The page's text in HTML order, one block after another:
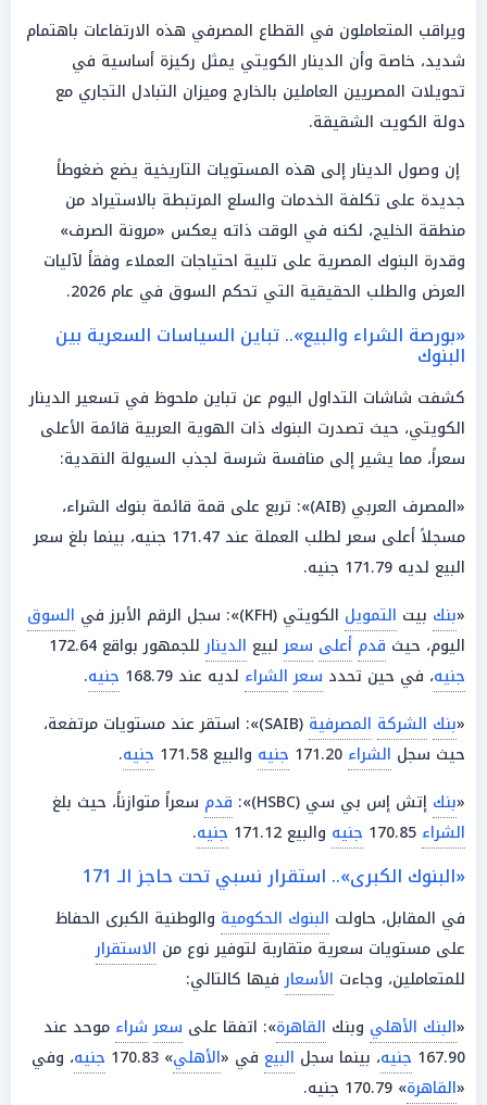
ويراقب المتعاملون في القطاع المصرفي هذه الارتفاعات باهتمام
شديد، خاصة وأن الدينار الكويتي يمثل ركيزة أساسية في
تحويلات المصريين العاملين بالخارج وميزان التبادل التجاري مع
دولة الكويت الشقيقة.
إن وصول الدينار إلى هذه المستويات التاريخية يضع ضغوطاً
جديدة على تكلفة الخدمات والسلع المرتبطة بالاستيراد من
منطقة الخليج، لكنه في الوقت ذاته يعكس «مرونة الصرف»
وقدرة البنوك المصرية على تلبية احتياجات العملاء وفقاً لآليات
العرض والطلب الحقيقية التي تحكم السوق في عام 2026.
«بورصة الشراء والبيع».. تباين السياسات السعرية بين
البنوك
كشفت شاشات التداول اليوم عن تباين ملحوظ في تسعير الدينار
الكويتي، حيث تصدرت البنوك ذات الهوية العربية قائمة الأعلى
سعراً، مما يشير إلى منافسة شرسة لجذب السيولة النقدية:
«المصرف العربي (AIB)»: تربع على قمة قائمة بنوك الشراء،
مسجلاً أعلى سعر لطلب العملة عند 171.47 جنيه، بينما بلغ سعر
البيع لديه 171.79 جنيه.
«بنك بيت التمويل الكويتي (KFH)»: سجل الرقم الأبرز في
السوق
اليوم، حيث قدم أعلى سعرلبيع الدينارللجمهور بواقع 172.64
جنيه، في حين تحدد سعر الشراء لديه عند 168.79 جنيه.
«بنك الشركة المصرفية
(SAIB)»: استقر عند مستويات مرتفعة،
حيث سجل الشراء جنيه والبيع 171.58 جنيه.
«بنك إتش إس بي سي (HSBC)»: قدم سعراً متوازناً، حيث بلغ
الشراء
جنيه والبيع 171.12 جنيه.
«البنوك الكبرى».. استقرار نسبي تحت حاجز الـ 171
في المقابل، حاولت البنوك الحكومية والوطنية الكبرى الحفاظ
على مستويات سعرية متقاربة لتوفير نوع من الاستقرار
للمتعاملين، وجاءت الأسعارفيها كالتالي:
«البنك الأهلي وبنك القاهرة»: اتفقا على سعر شراء موحد عند
167.90 جنيه، بينما سجل البيع في «الأهلي» 170.83 جنيه، وفي
«القاهرة» 170.79 جنيه.